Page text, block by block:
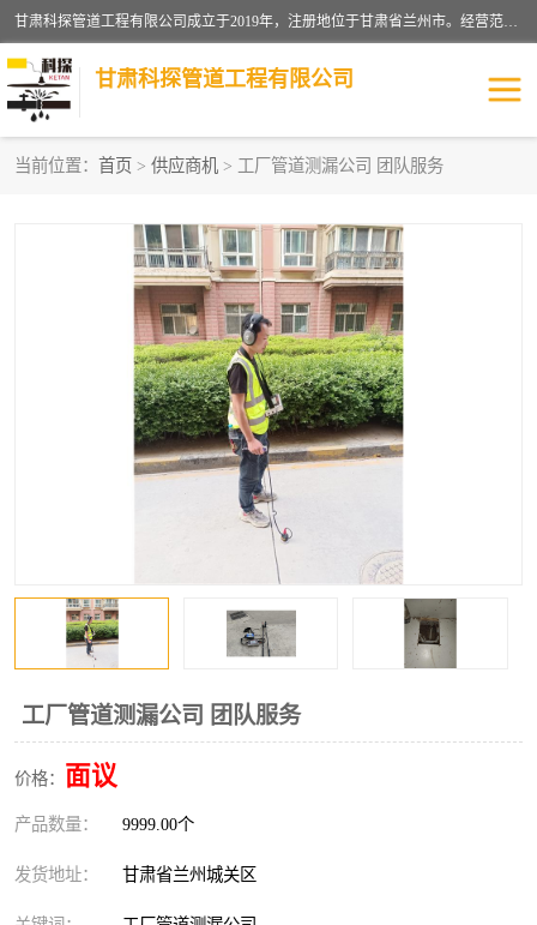
甘肃科探管道工程有限公司成立于2019年，注册地位于甘肃省兰州市。经营范围包括管道安装、清洗、疏通、维修、检测，防水工程，工程钻孔，化粪池清理，暖气安装，给排水管道安装维修，室内外管道如消防、供水、供热管道漏水检测定位，室内外防水堵漏等。
甘肃科探管道工程有限公司
当前位置： 首页 > 供应商机 > 工厂管道测漏公司 团队服务
工厂管道测漏公司 团队服务
价格： 面议
产品数量： 9999.00个
发货地址： 甘肃省兰州城关区
漏水检查维修 消防管道漏水
供热管道漏水 排水管道漏水
自来水管漏水 管道疏通
高压车疏通清淤